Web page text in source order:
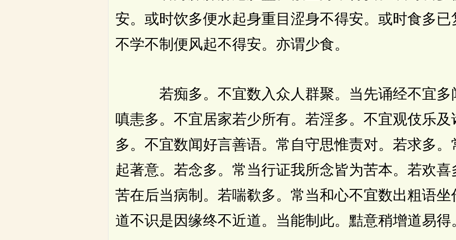
安。或时饮多便水起身重目涩身不得安。或时食多已
不学不制便风起不得安。亦谓少食。
若痴多。不宜数入众人群聚。当先诵经不宜多
嗔恚多。不宜居家若少所有。若淫多。不宜观伎乐及
多。不宜数闻好言善语。常自守思惟责对。若求多。
起著意。若念多。常当行证我所念皆为苦本。若欢喜
苦在后当病制。若喘欷多。常当和心不宜数出粗语坐
道不识是因缘终不近道。当能制此。黠意稍增道易得